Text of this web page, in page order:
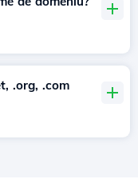
.org, .com